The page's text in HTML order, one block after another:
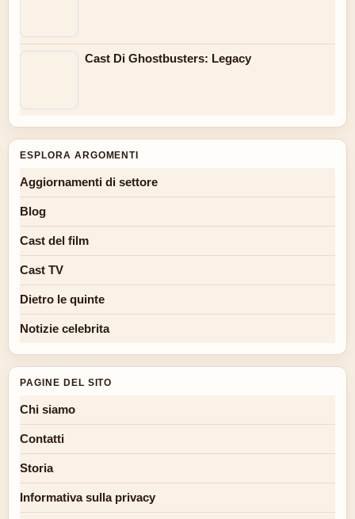
Cast Di Ghostbusters: Legacy
ESPLORA ARGOMENTI
Aggiornamenti di settore
Blog
Cast del film
Cast TV
Dietro le quinte
Notizie celebrita
PAGINE DEL SITO
Chi siamo
Contatti
Storia
Informativa sulla privacy